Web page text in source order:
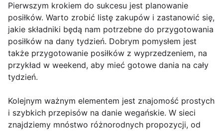
Pierwszym krokiem do sukcesu jest planowanie
posiłków. Warto zrobić listę zakupów i zastanowić się,
jakie składniki będą nam potrzebne do przygotowania
posiłków na dany tydzień. Dobrym pomysłem jest
także przygotowanie posiłków z wyprzedzeniem, na
przykład w weekend, aby mieć gotowe dania na cały
tydzień.
Kolejnym ważnym elementem jest znajomość prostych
i szybkich przepisów na danie wegańskie. W sieci
znajdziemy mnóstwo różnorodnych propozycji, od